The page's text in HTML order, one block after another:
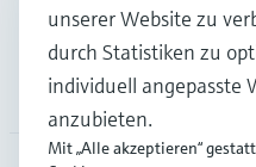
Unternehmen
unserer Website zu
durch Statistiken zu
individuell angepasste
anzubieten.
Mit „Alle akzeptieren“